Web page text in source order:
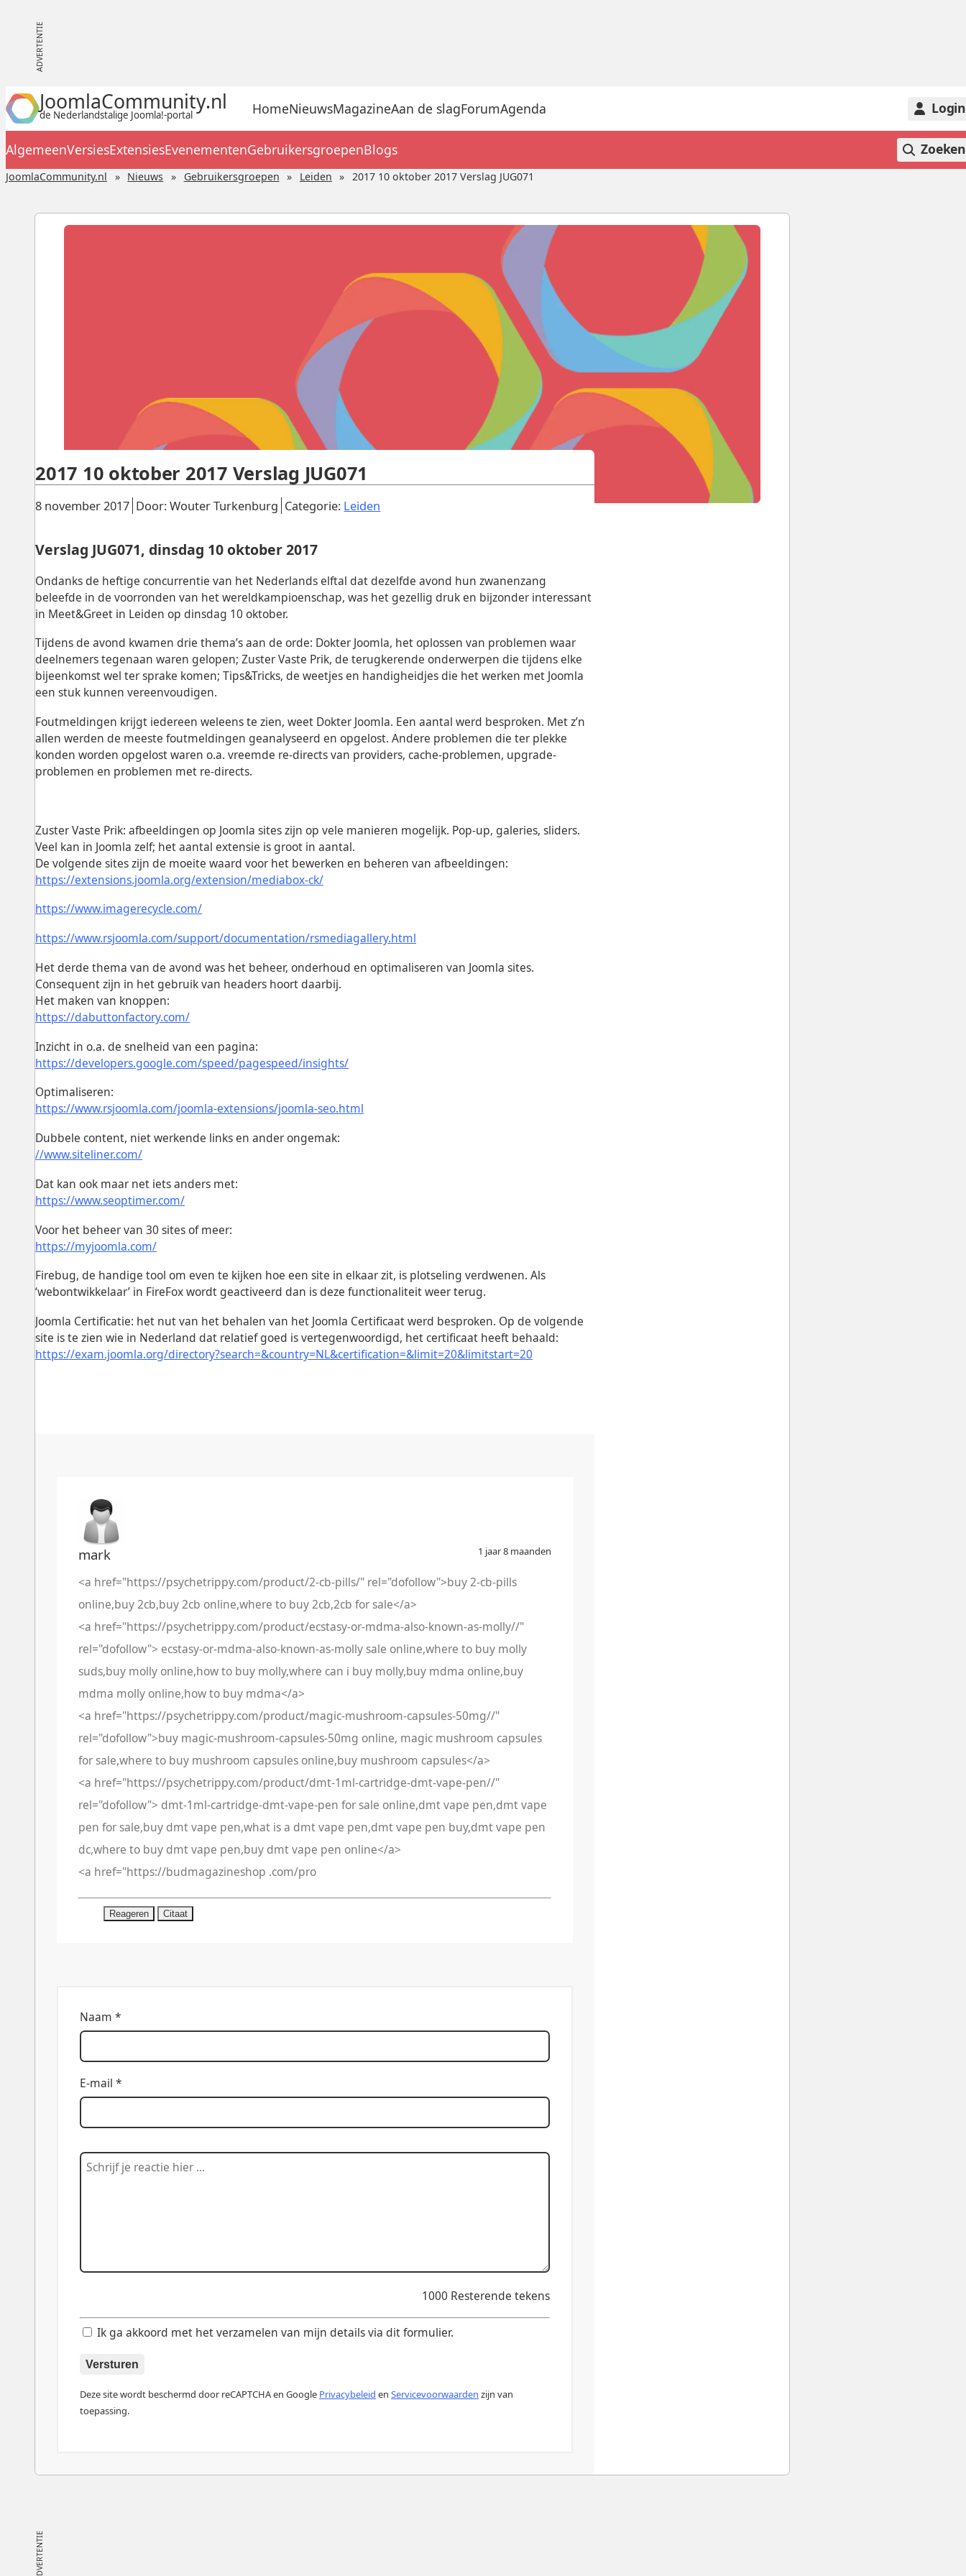
JoomlaCommunity.nl
de Nederlandstalige Joomla!-portal HomeNieuwsMagazineAan de slagForumAgenda Login
AlgemeenVersiesExtensiesEvenementenGebruikersgroepenBlogs Zoeken
JoomlaCommunity.nl Nieuws Gebruikersgroepen Leiden 2017 10 oktober 2017 Verslag JUG071
Gepubliceerd:
8 november 2017. Door: Wouter Turkenburg Categorie: Leiden
2017 10 oktober 2017 Verslag JUG071
Verslag JUG071, dinsdag 10 oktober 2017
Ondanks de heftige concurrentie van het Nederlands elftal dat dezelfde avond hun zwanenzang
beleefde in de voorronden van het wereldkampioenschap, was het gezellig druk en bijzonder interessant
in Meet&Greet in Leiden op dinsdag 10 oktober.
Tijdens de avond kwamen drie thema’s aan de orde: Dokter Joomla, het oplossen van problemen waar
deelnemers tegenaan waren gelopen; Zuster Vaste Prik, de terugkerende onderwerpen die tijdens elke
bijeenkomst wel ter sprake komen; Tips&Tricks, de weetjes en handigheidjes die het werken met Joomla
een stuk kunnen vereenvoudigen.
Foutmeldingen krijgt iedereen weleens te zien, weet Dokter Joomla. Een aantal werd besproken. Met z’n
allen werden de meeste foutmeldingen geanalyseerd en opgelost. Andere problemen die ter plekke
konden worden opgelost waren o.a. vreemde re-directs van providers, cache-problemen, upgrade-
problemen en problemen met re-directs.
Zuster Vaste Prik: afbeeldingen op Joomla sites zijn op vele manieren mogelijk. Pop-up, galeries, sliders.
Veel kan in Joomla zelf; het aantal extensie is groot in aantal.
De volgende sites zijn de moeite waard voor het bewerken en beheren van afbeeldingen:
https://extensions.joomla.org/extension/mediabox-ck/
https://www.imagerecycle.com/
https://www.rsjoomla.com/support/documentation/rsmediagallery.html
Het derde thema van de avond was het beheer, onderhoud en optimaliseren van Joomla sites.
Consequent zijn in het gebruik van headers hoort daarbij.
Het maken van knoppen:
https://dabuttonfactory.com/
Inzicht in o.a. de snelheid van een pagina:
https://developers.google.com/speed/pagespeed/insights/
Optimaliseren:
https://www.rsjoomla.com/joomla-extensions/joomla-seo.html
Dubbele content, niet werkende links en ander ongemak:
//www.siteliner.com/
Dat kan ook maar net iets anders met:
https://www.seoptimer.com/
Voor het beheer van 30 sites of meer:
https://myjoomla.com/
Firebug, de handige tool om even te kijken hoe een site in elkaar zit, is plotseling verdwenen. Als
‘webontwikkelaar’ in FireFox wordt geactiveerd dan is deze functionaliteit weer terug.
Joomla Certificatie: het nut van het behalen van het Joomla Certificaat werd besproken. Op de volgende
site is te zien wie in Nederland dat relatief goed is vertegenwoordigd, het certificaat heeft behaald:
https://exam.joomla.org/directory?search=&country=NL&certification=&limit=20&limitstart=20
mark 1 jaar 8 maanden
<a href="https://psychetrippy.com/product/2-cb-pills/" rel="dofollow">buy 2-cb-pills
online,buy 2cb,buy 2cb online,where to buy 2cb,2cb for sale</a>
<a href="https://psychetrippy.com/product/ecstasy-or-mdma-also-known-as-molly//"
rel="dofollow"> ecstasy-or-mdma-also-known-as-molly sale online,where to buy molly
suds,buy molly online,how to buy molly,where can i buy molly,buy mdma online,buy
mdma molly online,how to buy mdma</a>
<a href="https://psychetrippy.com/product/magic-mushroom-capsules-50mg//"
rel="dofollow">buy magic-mushroom-capsules-50mg online, magic mushroom capsules
for sale,where to buy mushroom capsules online,buy mushroom capsules</a>
<a href="https://psychetrippy.com/product/dmt-1ml-cartridge-dmt-vape-pen//"
rel="dofollow"> dmt-1ml-cartridge-dmt-vape-pen for sale online,dmt vape pen,dmt vape
pen for sale,buy dmt vape pen,what is a dmt vape pen,dmt vape pen buy,dmt vape pen
dc,where to buy dmt vape pen,buy dmt vape pen online</a>
<a href="https://budmagazineshop .com/pro
Reageren Citaat
Naam *
E-mail *
1000 Resterende tekens
Ik ga akkoord met het verzamelen van mijn details via dit formulier.
Versturen
Deze site wordt beschermd door reCAPTCHA en Google Privacybeleid enServicevoorwaarden zijn van
toepassing.